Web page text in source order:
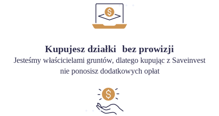
Kupujesz działki bez prowizji
Jesteśmy właścicielami gruntów, dlatego kupując z Saveinvest
nie ponosisz dodatkowych opłat